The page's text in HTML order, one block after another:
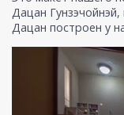
Дацан
Дацан построен у